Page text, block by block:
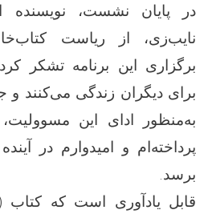
در پایان نشست، نویسنده
نایب‌زی، از ریاست
برگزاری این برنامه تشکر
برای دیگران زندگی می‌کنند و
به‌منظور ادای این
پرداخته‌ام و امیدوارم در
برسد.
قابل یادآوری است که کتاب